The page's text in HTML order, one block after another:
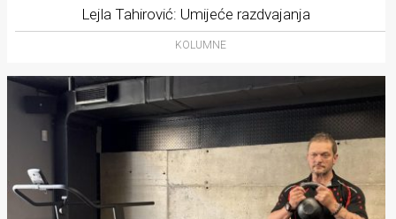
Lejla Tahirović: Umijeće razdvajanja
KOLUMNE